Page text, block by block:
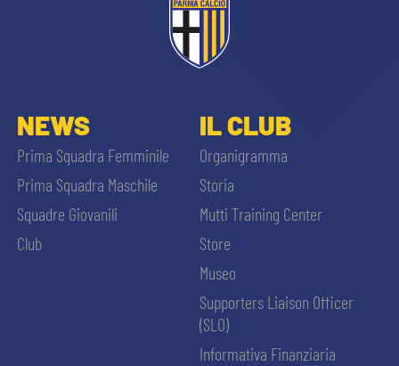
NEWS
Prima Squadra Femminile
Prima Squadra Maschile
Squadre Giovanili
Club
IL CLUB
Organigramma
Storia
Mutti Training Center
Store
Museo
Supporters Liaison Officer
(SLO)
Informativa Finanziaria